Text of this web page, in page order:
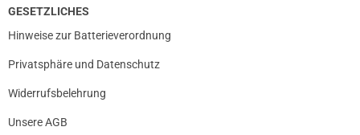
GESETZLICHES
Hinweise zur Batterieverordnung
Privatsphäre und Datenschutz
Widerrufsbelehrung
Unsere AGB